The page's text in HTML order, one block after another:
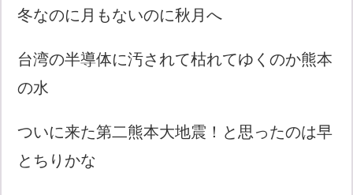
冬なのに月もないのに秋月へ
台湾の半導体に汚されて枯れてゆくのか熊本
の水
ついに来た第二熊本大地震！と思ったのは早
とちりかな